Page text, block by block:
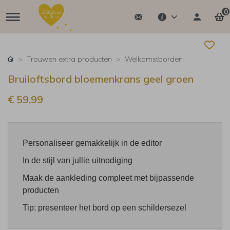
0
Trouwen extra producten Welkomstborden
Bruiloftsbord bloemenkrans geel groen
€ 59,99
Personaliseer gemakkelijk in de editor
In de stijl van jullie uitnodiging
Maak de aankleding compleet met bijpassende
producten
Tip: presenteer het bord op een schildersezel